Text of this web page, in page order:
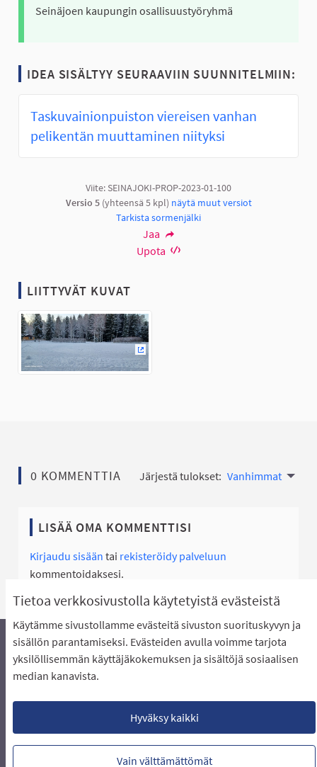
Tietoa verkkosivustolla käytetyistä evästeistä
Käytämme sivustollamme evästeitä sivuston suorituskyvyn ja
sisällön parantamiseksi. Evästeiden avulla voimme tarjota
yksilöllisemmän käyttäjäkokemuksen ja sisältöjä sosiaalisen
median kanavista.
Hyväksy kaikki
Vain välttämättömät
Seinäjoen kaupungin osallisuustyöryhmä
IDEA SISÄLTYY SEURAAVIIN SUUNNITELMIIN:
Taskuvainionpuiston viereisen vanhan
pelikentän muuttaminen niityksi
Viite: SEINAJOKI-PROP-2023-01-100
Versio 5(yhteensä 5 kpl) näytä muut versiot
Tarkista sormenjälki
Jaa
Upota
LIITTYVÄT KUVAT
(Ulkoinen linkki)
0 KOMMENTTIA Järjestä tulokset: Vanhimmat
LISÄÄ OMA KOMMENTTISI
Kirjaudu sisään tai rekisteröidy palveluun
kommentoidaksesi.
Äänestyksen pikaohjeet
Usein kysytyt kysymykset
Näin äänestät Asukasbudjetissa
Lataa avoimet datatiedostot
Evästeasetukset